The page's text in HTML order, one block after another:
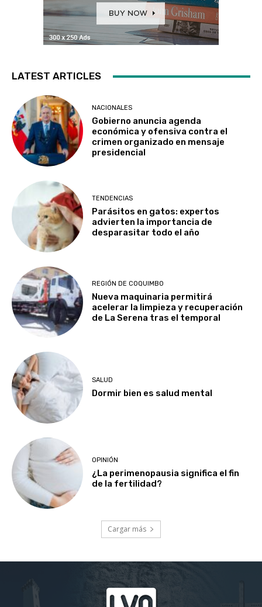
LATEST ARTICLES
NACIONALES
Gobierno anuncia agenda
económica y ofensiva contra el
crimen organizado en mensaje
presidencial
TENDENCIAS
Parásitos en gatos: expertos
advierten la importancia de
desparasitar todo el año
REGIÓN DE COQUIMBO
Nueva maquinaria permitirá
acelerar la limpieza y recuperación
de La Serena tras el temporal
SALUD
Dormir bien es salud mental
OPINIÓN
¿La perimenopausia significa el fin
de la fertilidad?
Cargar más